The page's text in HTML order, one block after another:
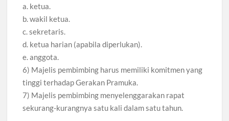
a. ketua.
b. wakil ketua.
c. sekretaris.
d. ketua harian (apabila diperlukan).
e. anggota.
6) Majelis pembimbing harus memiliki komitmen yang
tinggi terhadap Gerakan Pramuka.
7) Majelis pembimbing menyelenggarakan rapat
sekurang-kurangnya satu kali dalam satu tahun.